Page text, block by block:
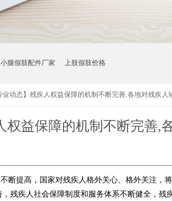
小腿假肢配件厂家 上肢假肢价格
业动态】残疾人权益保障的机制不断完善,各地对残疾
权益保障的机制不断完善,
断提高，国家对残疾人格外关心、格外关注，
残疾人社会保障制度和服务体系不断健全，残